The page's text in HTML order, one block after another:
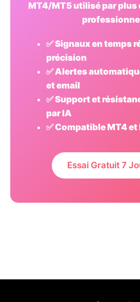
MT4/MT5 utilisé par plus
✅ Signaux en temps
précision
✅ Alertes
et email
✅ Support et
par IA
✅ Compatible MT4 et
Essai Gratuit 7